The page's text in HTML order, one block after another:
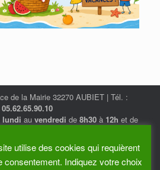
de la Mairie 32270 AUBIET | Tél. :
05.62.65.90.10
lundi au vendredi de 8h30 à 12h et de
les mardis après-midi et vendredi
matin.
de confidentialité
utilise des cookies qui requièrent
consentement. Indiquez votre choix